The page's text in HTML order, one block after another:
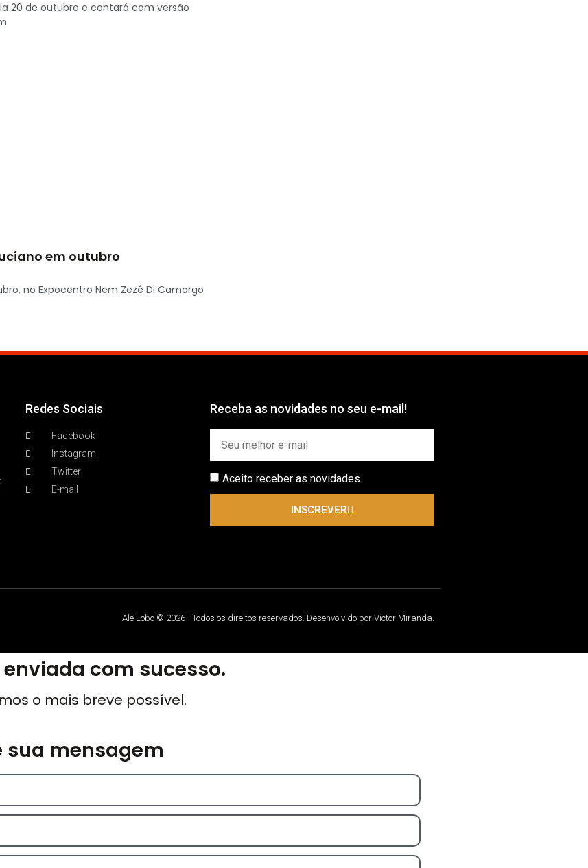
20 de outubro e contará com versão
em outubro
no Expocentro Nem Zezé Di Camargo
Redes Sociais
Facebook
Instagram
Twitter
E-mail
Receba as novidades no seu e-mail!
Aceito receber as novidades.
INSCREVER
Ale Lobo © 2026 - Todos os direitos reservados. Desenvolvido por Victor Miranda.
com sucesso.
o mais breve possível.
sua mensagem